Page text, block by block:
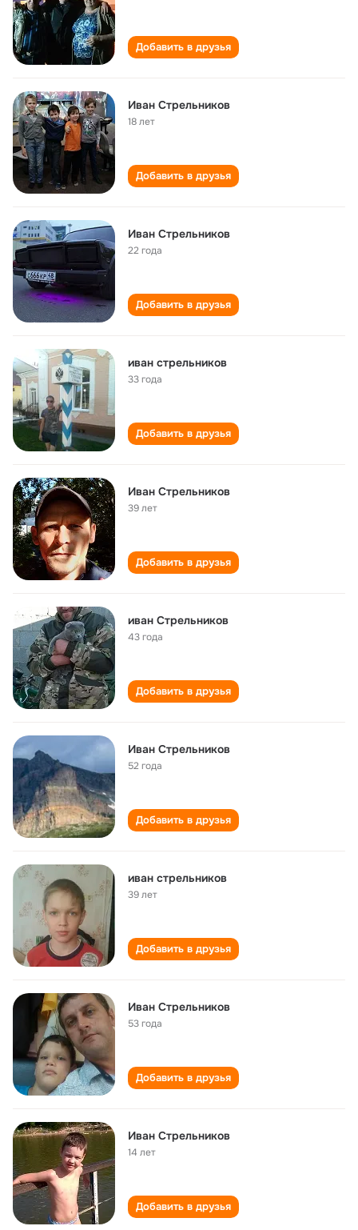
Добавить в друзья
Иван Стрельников
18 лет
Добавить в друзья
Иван Стрельников
22 года
Добавить в друзья
иван стрельников
33 года
Добавить в друзья
Иван Стрельников
39 лет
Добавить в друзья
иван Стрельников
43 года
Добавить в друзья
Иван Стрельников
52 года
Добавить в друзья
иван стрельников
39 лет
Добавить в друзья
Иван Стрельников
53 года
Добавить в друзья
Иван Стрельников
14 лет
Добавить в друзья